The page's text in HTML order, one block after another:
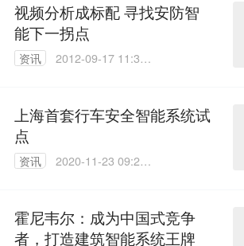
视频分析成标配 寻找安防智
能下一拐点
资讯
2012-09-17 11:37:
上海首套行车安全智能系统试
点
资讯
2020-11-23 09:25:
霍尼韦尔：成为中国式竞争
者，打造建筑智能系统王牌